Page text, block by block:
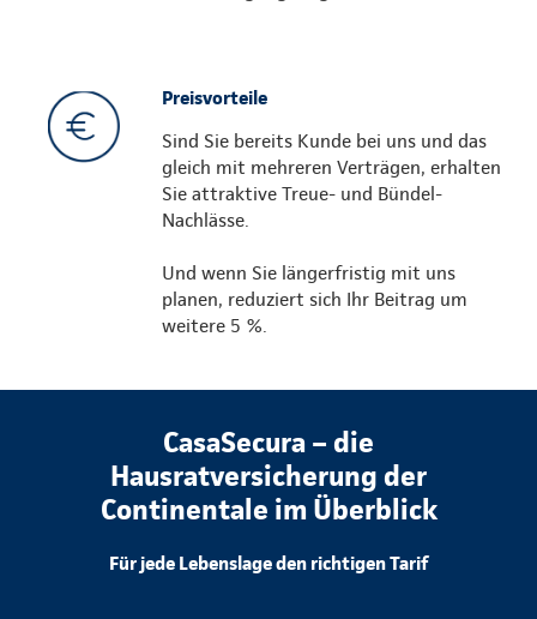
Preisvorteile
Sind Sie bereits Kunde bei uns und das
gleich mit mehreren Verträgen, erhalten
Sie attraktive Treue- und Bündel-
Nachlässe.
Und wenn Sie längerfristig mit uns
planen, reduziert sich Ihr Beitrag um
weitere 5 %.
CasaSecura – die
Hausratversicherung der
Continentale im Überblick
Für jede Lebenslage den richtigen Tarif